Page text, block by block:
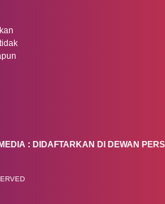
: DIDAFTARKAN DI DEWAN PERS